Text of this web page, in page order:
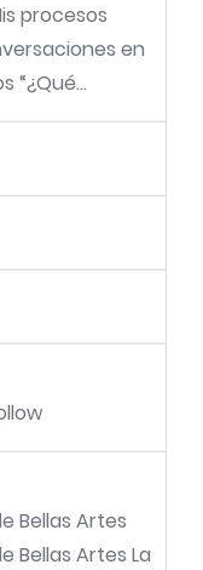
procesos
en
“¿Qué...
Bellas Artes
Bellas Artes La